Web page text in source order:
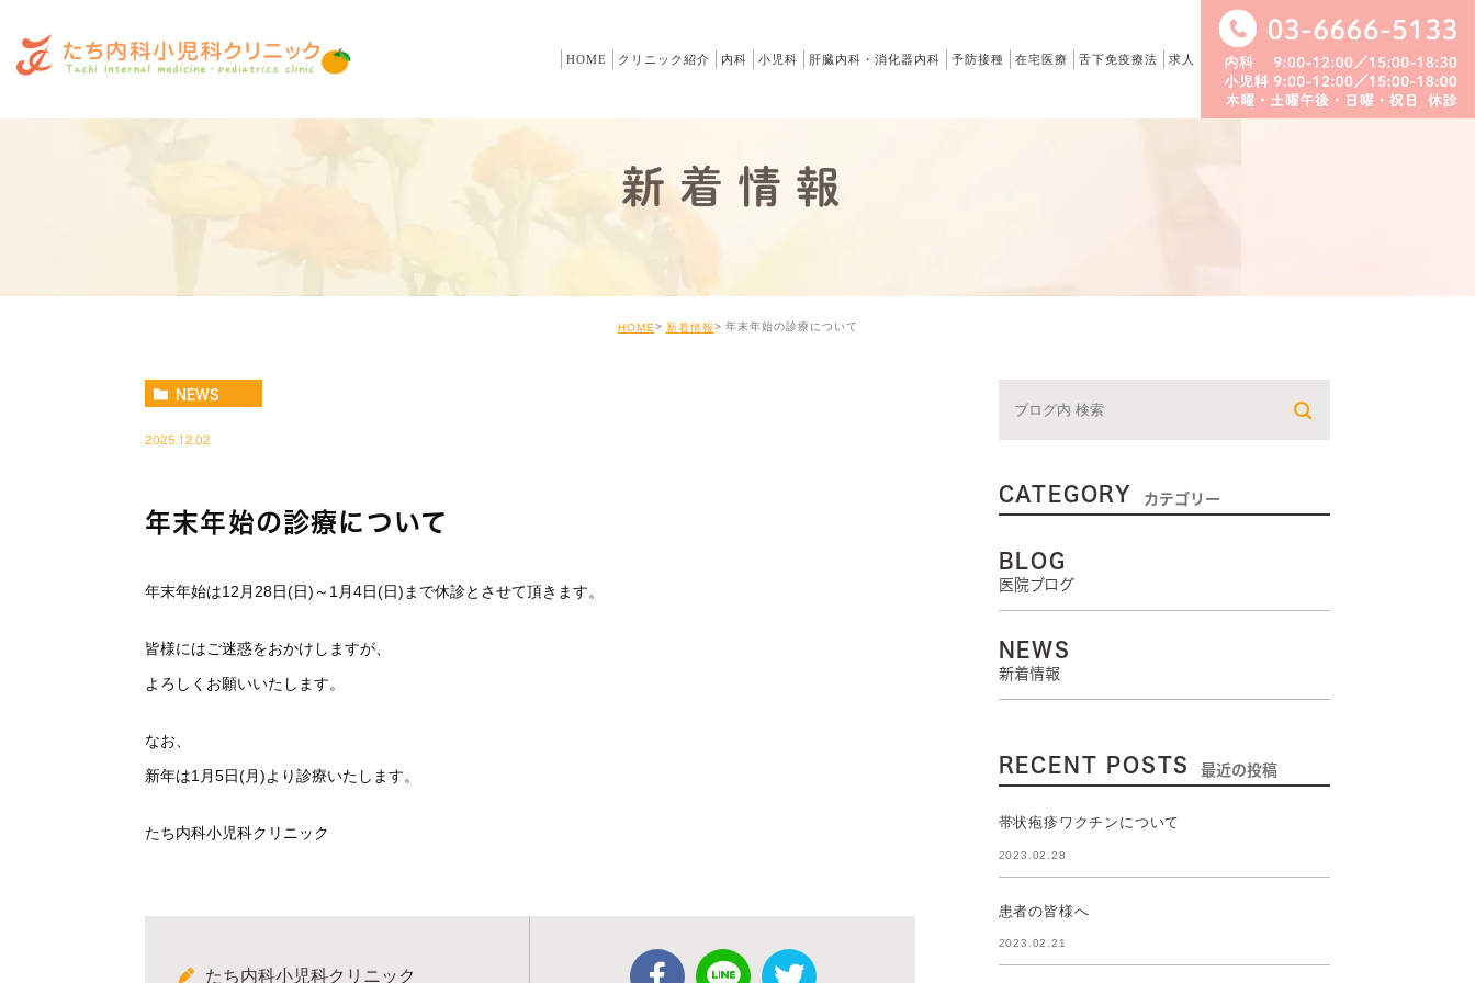
HOME クリニック紹介 内科 小児科 肝臓内科・消化器内科 予防接種 在宅医療 舌下免疫療法 求人
新着情報
HOME 新着情報 年末年始の診療について
NEWS
2025.12.02
年末年始の診療について
年末年始は12月28日(日)～1月4日(日)まで休診とさせて頂きます。
皆様にはご迷惑をおかけしますが、
よろしくお願いいたします。
なお、
新年は1月5日(月)より診療いたします。
たち内科小児科クリニック
たち内科小児科クリニック
CATEGORY カテゴリー
BLOG
医院ブログ
NEWS
新着情報
RECENT POSTS 最近の投稿
帯状疱疹ワクチンについて
2023.02.28
患者の皆様へ
2023.02.21